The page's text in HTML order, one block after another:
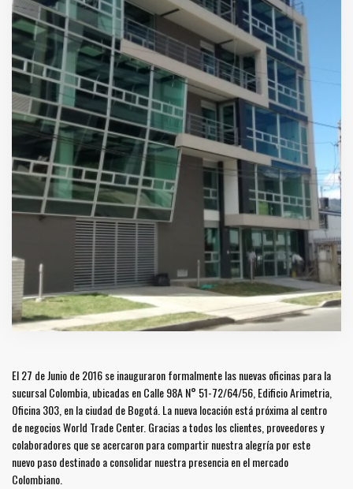
El 27 de Junio de 2016 se inauguraron formalmente las nuevas oficinas para la
sucursal Colombia, ubicadas en Calle 98A N° 51-72/64/56, Edificio Arimetria,
Oficina 303, en la ciudad de Bogotá. La nueva locación está próxima al centro
de negocios World Trade Center. Gracias a todos los clientes, proveedores y
colaboradores que se acercaron para compartir nuestra alegría por este
nuevo paso destinado a consolidar nuestra presencia en el mercado
Colombiano.